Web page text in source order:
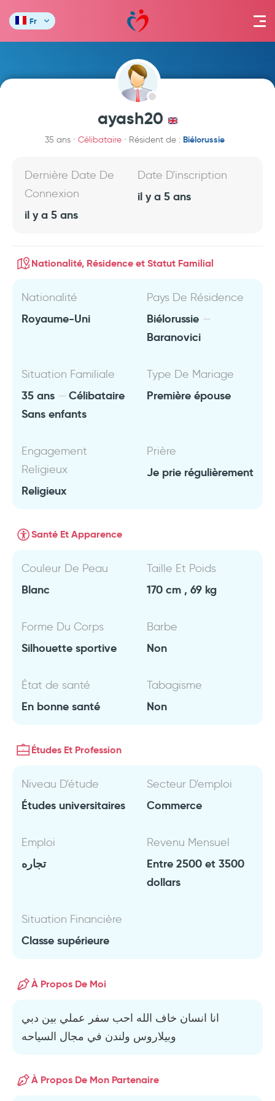
Fr
ayash20
35 ans Célibataire Résident de : Biélorussie
Dernière Date De
Connexion
il y a 5 ans
Date D'inscription
il y a 5 ans
Nationalité, Résidence et Statut Familial
Nationalité
Royaume-Uni
Pays De Résidence
Biélorussie
Baranovici
Situation Familiale
35 ans
Célibataire
Sans enfants
Type De Mariage
Première épouse
Engagement
Religieux
Religieux
Prière
Je prie régulièrement
Santé Et Apparence
Couleur De Peau
Blanc
Taille Et Poids
170 cm , 69 kg
Forme Du Corps
Silhouette sportive
Barbe
Non
État de santé
En bonne santé
Tabagisme
Non
Études Et Profession
Niveau D'étude
Études universitaires
Secteur D'emploi
Commerce
Emploi
تجاره
Revenu Mensuel
Entre 2500 et 3500
dollars
Situation Financière
Classe supérieure
À Propos De Moi
انا انسان خاف الله احب سفر عملي بين دبي
وبيلاروس ولندن في مجال السياحه
À Propos De Mon Partenaire